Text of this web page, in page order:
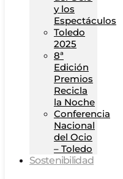
y los
Espectáculos
Toledo
2025
8ª
Edición
Premios
Recicla
la Noche
Conferencia
Nacional
del Ocio
– Toledo
Sostenibilidad